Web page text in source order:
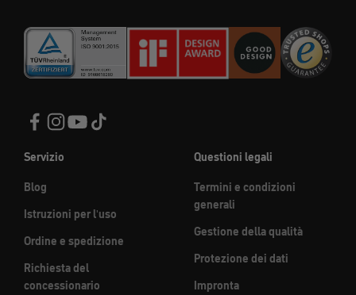
Servizio
Blog
Istruzioni per l'uso
Ordine e spedizione
Richiesta del
concessionario
Questioni legali
Termini e condizioni
generali
Gestione della qualità
Protezione dei dati
Impronta